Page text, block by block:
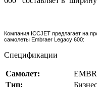
Компания ICCJET предлагает на
самолеты Embraer Legacy 600:
Спецификации
Самолет:
Тип: